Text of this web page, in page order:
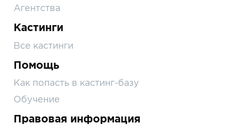
Агентства
Кастинги
Все кастинги
Помощь
Как попасть в кастинг-базу
Обучение
Правовая информация